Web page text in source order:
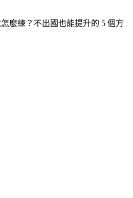
麼練？不出國也能提升的 5 個方